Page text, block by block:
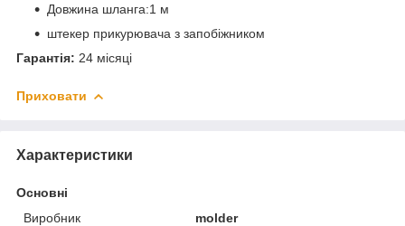
Довжина шланга:1 м
штекер прикурювача з запобіжником
Гарантія: 24 місяці
Приховати
Характеристики
Основні
Виробник
molder